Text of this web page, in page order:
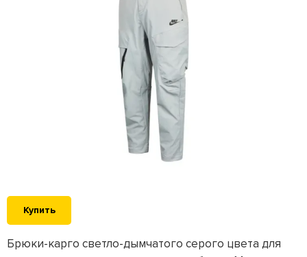
Купить
Брюки-карго светло-дымчатого серого цвета для